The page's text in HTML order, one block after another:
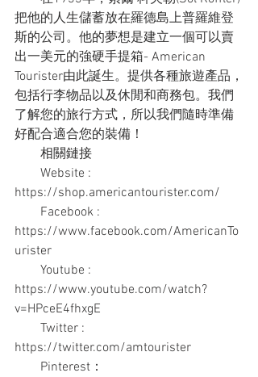
把他的人生儲蓄放在羅德島上普羅維登
斯的公司。他的夢想是建立一個可以賣
出一美元的強硬手提箱- American
Tourister由此誕生。提供各種旅遊產品，
包括行李物品以及休閒和商務包。我們
了解您的旅行方式，所以我們隨時準備
好配合適合您的裝備！
相關鏈接
Website :
https://shop.americantourister.com/
Facebook :
https://www.facebook.com/AmericanTo
urister
Youtube :
https://www.youtube.com/watch?
v=HPceE4fhxgE
Twitter :
https://twitter.com/amtourister
Pinterest：